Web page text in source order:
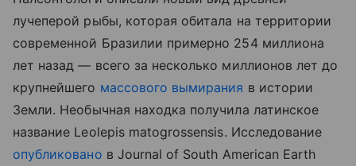
лучеперой рыбы, которая обитала на территории
современной Бразилии примерно 254 миллиона
лет назад — всего за несколько миллионов лет до
крупнейшего массового вымирания в истории
Земли. Необычная находка получила латинское
название Leolepis matogrossensis. Исследование
опубликовано в Journal of South American Earth